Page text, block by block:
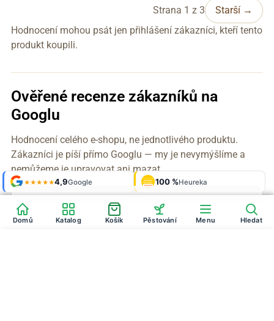
Strana 1 z 3
Starší →
Hodnocení mohou psát jen přihlášení zákazníci, kteří tento
produkt koupili.
Ověřené recenze zákazníků na
Googlu
Hodnocení celého e-shopu, ne jednotlivého produktu.
Zákazníci je píší přímo Googlu — my je nevymýšlíme a
nemůžeme je upravovat ani mazat.
★★★★★4,9Google OVĚŘENO
ZÁKAZNÍKY
Heureka 100 %Heureka
Shop roku'24 + '25 Galerie925 fotek
Domů Katalog Košík Pěstování Menu Hledat